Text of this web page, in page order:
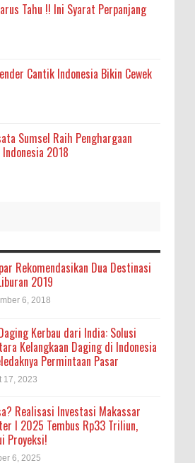
Tahu !! Ini Syarat Perpanjang
Cantik Indonesia Bikin Cewek
Sumsel Raih Penghargaan
Indonesia 2018
Rekomendasikan Dua Destinasi
2019
6, 2018
Kerbau dari India: Solusi
Kelangkaan Daging di Indonesia
Permintaan Pasar
17, 2023
Realisasi Investasi Makassar
I 2025 Tembus Rp33 Triliun,
Proyeksi!
6, 2025